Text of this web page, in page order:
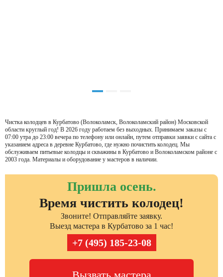
Чистка колодцев в Курбатово (Волоколамск, Волоколамский район) Московской
области круглый год! В 2026 году работаем без выходных. Принимаем заказы с
07:00 утра до 23:00 вечера по телефону или онлайн, путем отправки заявки с сайта с
указанием адреса в деревне Курбатово, где нужно почистить колодец. Мы
обслуживаем питьевые колодцы и скважины в Курбатово и Волоколамском районе с
2003 года. Материалы и оборудование у мастеров в наличии.
Пришла осень.
Время чистить колодец!
Звоните! Отправляйте заявку.
Выезд мастера в Курбатово за 1 час!
+7 (495) 185-23-08